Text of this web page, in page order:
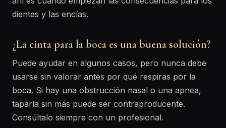
dientes y las encías.
¿La cinta para la boca es una buena solución?
Puede ayudar en algunos casos, pero nunca debe
usarse sin valorar antes por qué respiras por la
boca. Si hay una obstrucción nasal o una apnea,
taparla sin más puede ser contraproducente.
Consúltalo siempre con un profesional.